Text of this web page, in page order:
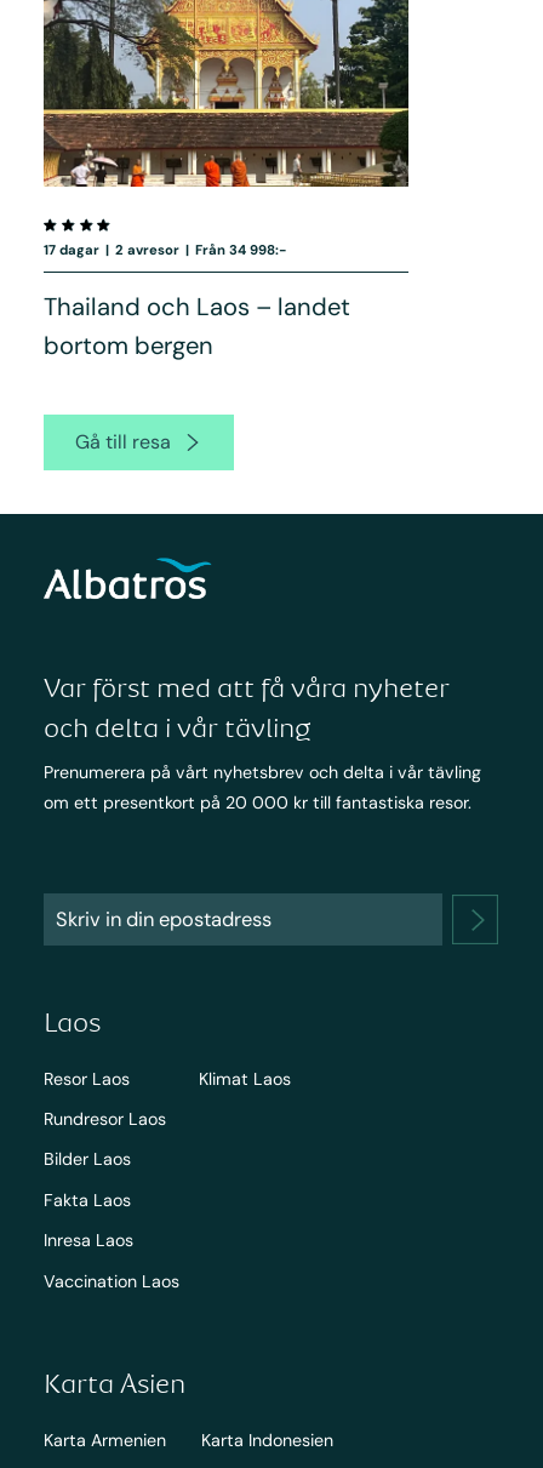
17 dagar | 2 avresor | Från 34 998:-
Thailand och Laos – landet
bortom bergen
Gå till resa
Var först med att få våra nyheter
och delta i vår tävling
Prenumerera på vårt nyhetsbrev och delta i vår tävling
om ett presentkort på 20 000 kr till fantastiska resor.
Laos
Resor Laos
Rundresor Laos
Bilder Laos
Fakta Laos
Inresa Laos
Vaccination Laos
Klimat Laos
Karta Asien
Karta Armenien
Karta Indonesien